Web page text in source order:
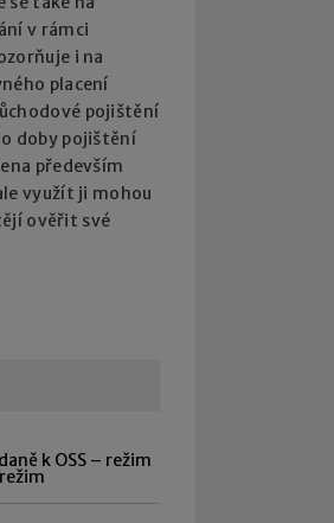
v rámci
i na
placení
pojištění
doby pojištění
především
využít ji mohou
ověřit své
k OSS – režim